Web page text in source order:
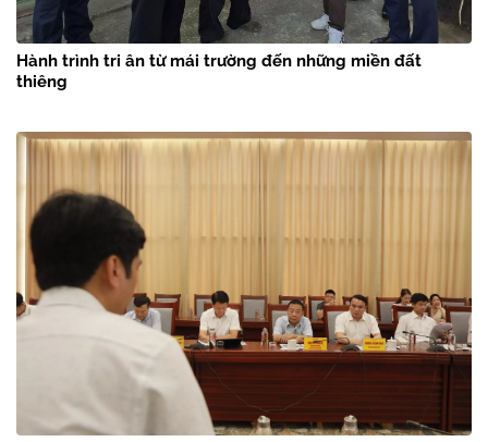
Hành trình tri ân từ mái trường đến những miền đất
thiêng